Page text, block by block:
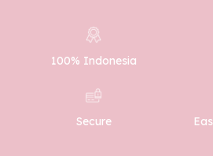
100% Indonesia
Secure